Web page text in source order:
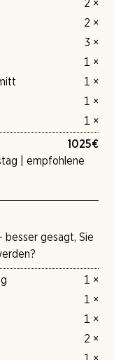
2 ×
2 ×
3 ×
1 ×
1 ×
1 ×
1 ×
1025€
| empfohlene
besser gesagt, Sie
1 ×
1 ×
1 ×
2 ×